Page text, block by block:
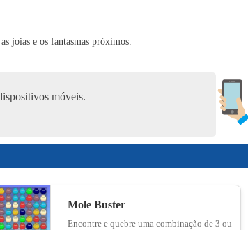
Worms Zone a Slithery Snake - Unblocked
joias e os fantasmas próximos.
móveis.
Mole Buster
Encontre e quebre uma combinação de 3 ou